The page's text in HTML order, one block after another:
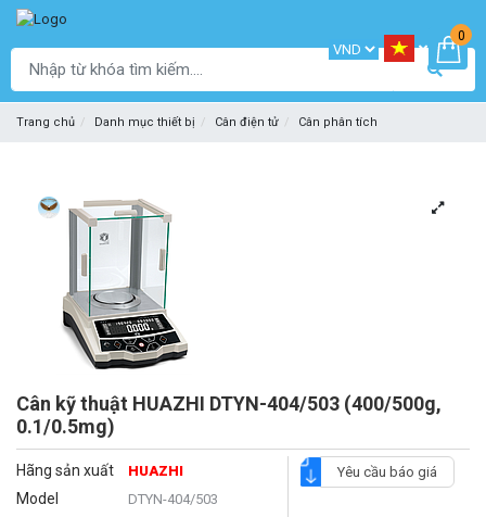
0
Trang chủ Danh mục thiết bị Cân điện tử Cân phân tích
Cân kỹ thuật HUAZHI DTYN-404/503 (400/500g,
0.1/0.5mg)
Hãng sản xuất HUAZHI
Model DTYN-404/503
Yêu cầu báo giá